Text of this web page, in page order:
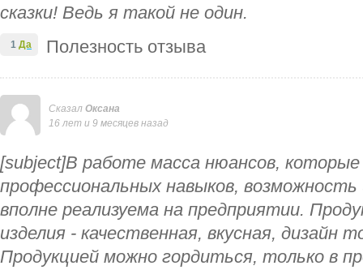
сказки! Ведь я такой не один.
Полезность отзыва
1 Да
Сказал Оксана
16 лет и 9 месяцев назад
[subject]В работе масса нюансов,
профессиональных навыков,
вполне реализуема на предприятии.
изделия - качественная, вкусная, дизайн
Продукцией можно гордиться, только в